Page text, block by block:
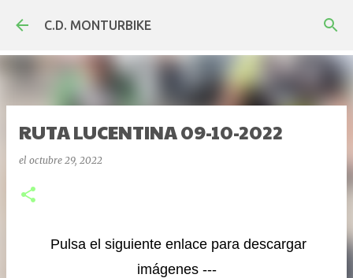
Ir al contenido principal
C.D. MONTURBIKE
RUTA LUCENTINA 09-10-2022
el octubre 29, 2022
Pulsa el siguiente enlace para descargar
imágenes ---